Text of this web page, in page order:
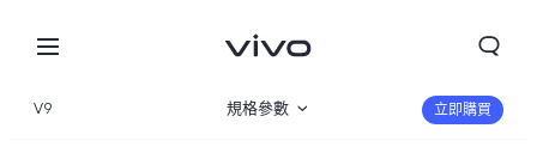
V9 規格參數 立即購買